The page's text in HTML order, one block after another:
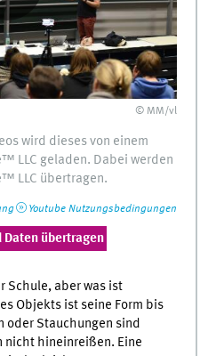
© MM/vl
wird dieses von einem
LLC geladen. Dabei werden
LLC übertragen.
Youtube Nutzungsbedingungen
Daten übertragen
Schule, aber was ist
Objekts ist seine Form bis
oder Stauchungen sind
nicht hineinreißen. Eine